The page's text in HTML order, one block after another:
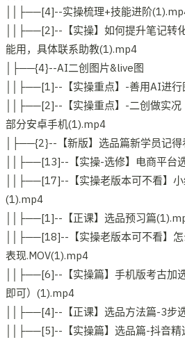
││├──[4]--实操梳理+技能进阶
││├──[2]--【实操】如何提升笔记转
能用，具体联系助教(1).mp4
│├──{4}--AI二创图片&live图
││├──[1]--【实操重点】-善用AI进
││├──[2]--【实操重点】-二创做实
部分安卓手机(1).mp4
│├──{2}--【新版】选品篇新学员记
││├──[13]--【实操-选修】电商平台
││├──[17]--【实操老版本可不看】
(1).mp4
││├──[1]--【正课】选品预习篇
││├──[18]--【实操老版本可不看】
表现.MOV(1).mp4
││├──[6]--【实操篇】手机版考古加
即可）(1).mp4
││├──[4]--【正课】选品方法篇-3步
││├──[5]--【实操篇】选品篇-抖音